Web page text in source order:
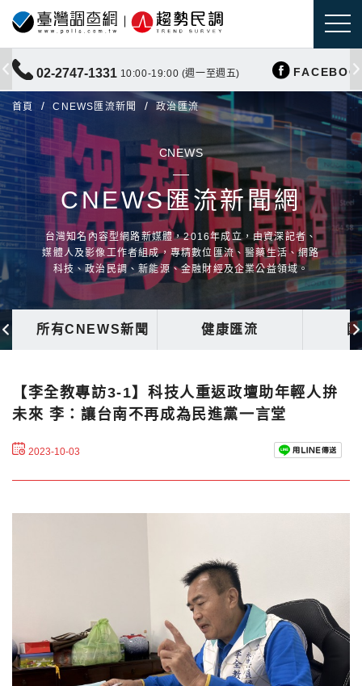
02-2747-1331 10:00-19:00 (週一至週五)
首頁 CNEWS匯流新聞 政治匯流
CNEWS
CNEWS匯流新聞網
台灣知名內容型網路新媒體，2016年成立，由資深記者、
媒體人及影像工作者組成，專精數位匯流、醫藥生活、網路
科技、政治民調、新能源、金融財經及企業公益領域。
所有CNEWS新聞 健康匯流
【李全教專訪3-1】科技人重返政壇助年輕人拚
未來 李：讓台南不再成為民進黨一言堂
2023-10-03